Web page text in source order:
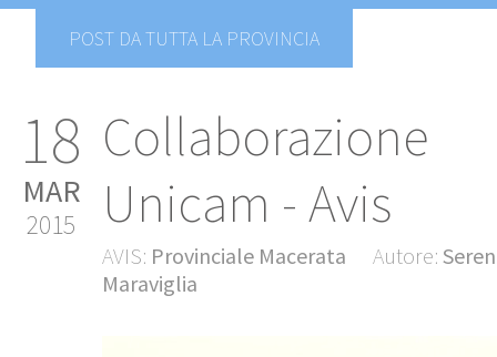
POST DA TUTTA LA PROVINCIA
18
MAR
2015
Collaborazione
Unicam - Avis
AVIS: Provinciale Macerata Autore:
Maraviglia